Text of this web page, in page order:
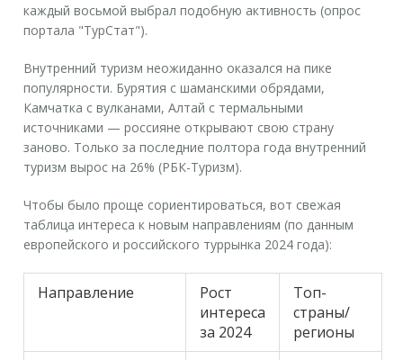
каждый восьмой выбрал подобную активность (опрос
портала "ТурСтат").
Внутренний туризм неожиданно оказался на пике
популярности. Бурятия с шаманскими обрядами,
Камчатка с вулканами, Алтай с термальными
источниками — россияне открывают свою страну
заново. Только за последние полтора года внутренний
туризм вырос на 26% (РБК-Туризм).
Чтобы было проще сориентироваться, вот свежая
таблица интереса к новым направлениям (по данным
европейского и российского туррынка 2024 года):
Направление
Рост
интереса
за 2024
Топ-
страны/
регионы